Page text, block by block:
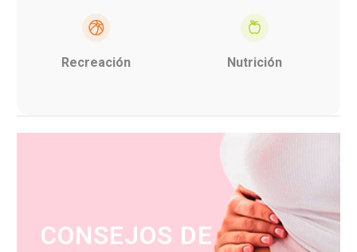
Recreación Nutrición
CONSEJOS DE